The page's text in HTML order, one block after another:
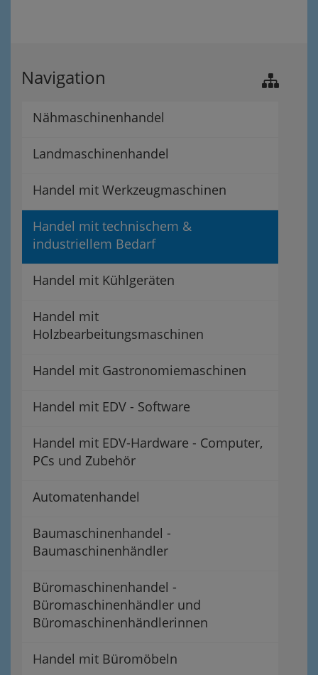
Navigation
Nähmaschinenhandel
Landmaschinenhandel
Handel mit Werkzeugmaschinen
Handel mit technischem &
industriellem Bedarf
Handel mit Kühlgeräten
Handel mit
Holzbearbeitungsmaschinen
Handel mit Gastronomiemaschinen
Handel mit EDV - Software
Handel mit EDV-Hardware - Computer,
PCs und Zubehör
Automatenhandel
Baumaschinenhandel -
Baumaschinenhändler
Büromaschinenhandel -
Büromaschinenhändler und
Büromaschinenhändlerinnen
Handel mit Büromöbeln